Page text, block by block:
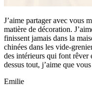
J’aime partager avec vous
matière de décoration.
finissent jamais dans la
chinées dans les vide-
des intérieurs qui font
dessus tout, j’aime que
Emilie